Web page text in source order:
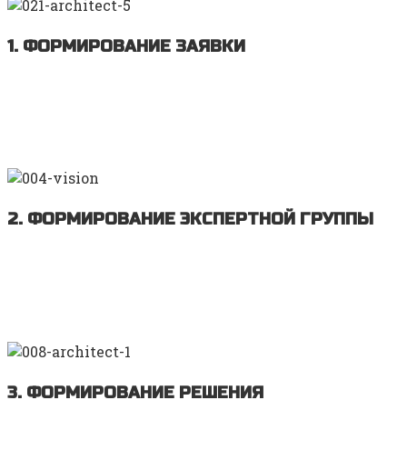
1. ФОРМИРОВАНИЕ ЗАЯВКИ
2. ФОРМИРОВАНИЕ ЭКСПЕРТНОЙ ГРУППЫ
3. ФОРМИРОВАНИЕ РЕШЕНИЯ